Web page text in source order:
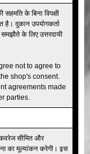
सहमति के बिना विपक्षी
है। दुकान उपयोगकर्ता
के लिए उत्तरदायी
not to agree to
shop's consent.
agreements made
parties.
कवरेज सीमित और
का मूल्यांकन करेगी। इस